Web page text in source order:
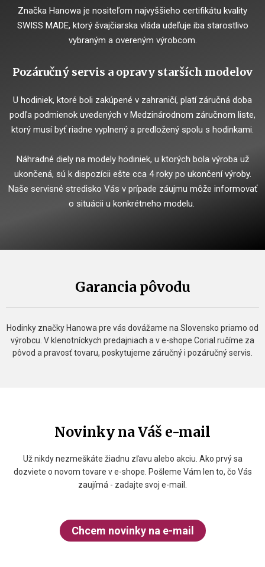
Značka Hanowa je nositeľom najvyššieho certifikátu kvality
SWISS MADE, ktorý švajčiarska vláda udeľuje iba starostlivo
vybraným a overeným výrobcom.
Pozáručný servis a opravy starších modelov
U hodiniek, ktoré boli zakúpené v zahraničí, platí záručná doba
podľa podmienok uvedených v Medzinárodnom záručnom liste,
ktorý musí byť riadne vyplnený a predložený spolu s hodinkami.
Náhradné diely na modely hodiniek, u ktorých bola výroba už
ukončená, sú k dispozícii ešte cca 4 roky po ukončení výroby.
Naše servisné stredisko Vás v prípade záujmu môže informovať
o situácii u konkrétneho modelu.
Garancia pôvodu
Hodinky značky Hanowa pre vás dovážame na Slovensko priamo od
výrobcu. V klenotníckych predajniach a v e-shope Corial ručíme za
pôvod a pravosť tovaru, poskytujeme záručný i pozáručný servis.
Novinky na Váš e-mail
Už nikdy nezmeškáte žiadnu zľavu alebo akciu. Ako prvý sa
dozviete o novom tovare v e-shope. Pošleme Vám len to, čo Vás
zaujímá - zadajte svoj e-mail.
Chcem novinky na e-mail